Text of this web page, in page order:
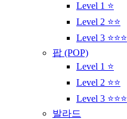
Level 1 ⭐
Level 2 ⭐⭐
Level 3 ⭐⭐⭐
팝 (POP)
Level 1 ⭐
Level 2 ⭐⭐
Level 3 ⭐⭐⭐
발라드